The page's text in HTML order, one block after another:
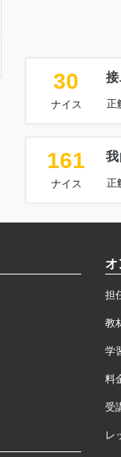
30
ナイス 正
161
ナイス 正
オ
担
教
学
料
受
レ